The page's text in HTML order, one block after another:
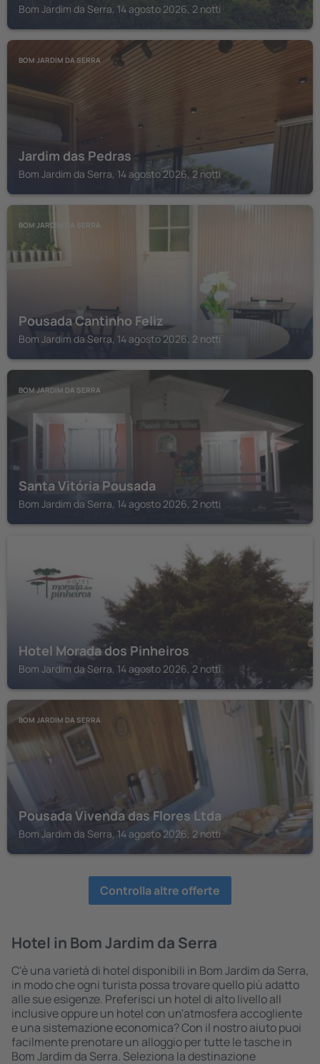
Bom Jardim da Serra, 14 agosto 2026, 2 notti
BOM JARDIM DA SERRA
Jardim das Pedras
Bom Jardim da Serra, 14 agosto 2026, 2 notti
BOM JARDIM DA SERRA
Pousada Cantinho Feliz
Bom Jardim da Serra, 14 agosto 2026, 2 notti
BOM JARDIM DA SERRA
Santa Vitória Pousada
Bom Jardim da Serra, 14 agosto 2026, 2 notti
Hotel Morada dos Pinheiros
Bom Jardim da Serra, 14 agosto 2026, 2 notti
BOM JARDIM DA SERRA
Pousada Vivenda das Flores Ltda
Bom Jardim da Serra, 14 agosto 2026, 2 notti
Controlla altre offerte
Hotel in Bom Jardim da Serra
C'è una varietà di hotel disponibili in Bom Jardim da Serra,
in modo che ogni turista possa trovare quello più adatto
alle sue esigenze. Preferisci un hotel di alto livello all
inclusive oppure un hotel con un'atmosfera accogliente
e una sistemazione economica? Con il nostro aiuto puoi
facilmente prenotare un alloggio per tutte le tasche in
Bom Jardim da Serra. Seleziona la destinazione